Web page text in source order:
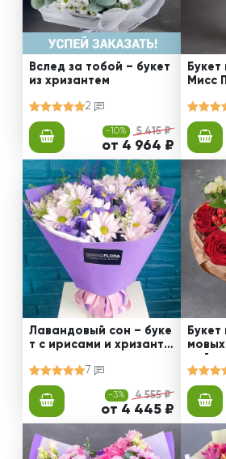
Вслед за тобой – букет
из хризантем
2
-10% 5 415 ₽
от 4 964 ₽
Мисс
Лавандовый сон – буке
т с ирисами и хризанте
7
-3% 4 555 ₽
от 4 445 ₽
мовых